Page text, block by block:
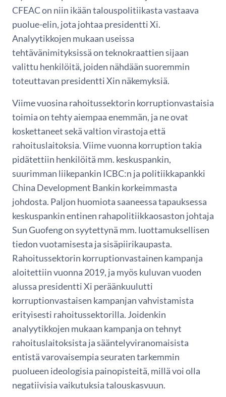
CFEAC on niin ikään talouspolitiikasta vastaava
puolue-elin, jota johtaa presidentti Xi.
Analyytikkojen mukaan useissa
tehtävänimityksissä on teknokraattien sijaan
valittu henkilöitä, joiden nähdään suoremmin
toteuttavan presidentti Xin näkemyksiä.
Viime vuosina rahoitussektorin korruptionvastaisia
toimia on tehty aiempaa enemmän, ja ne ovat
koskettaneet sekä valtion virastoja että
rahoituslaitoksia. Viime vuonna korruption takia
pidätettiin henkilöitä mm. keskuspankin,
suurimman liikepankin ICBC:n ja politiikkapankki
China Development Bankin korkeimmasta
johdosta. Paljon huomiota saaneessa tapauksessa
keskuspankin entinen rahapolitiikkaosaston johtaja
Sun Guofeng on syytettynä mm. luottamuksellisen
tiedon vuotamisesta ja sisäpiirikaupasta.
Rahoitussektorin korruptionvastainen kampanja
aloitettiin vuonna 2019, ja myös kuluvan vuoden
alussa presidentti Xi peräänkuulutti
korruptionvastaisen kampanjan vahvistamista
erityisesti rahoitussektorilla. Joidenkin
analyytikkojen mukaan kampanja on tehnyt
rahoituslaitoksista ja sääntelyviranomaisista
entistä varovaisempia seuraten tarkemmin
puolueen ideologisia painopisteitä, millä voi olla
negatiivisia vaikutuksia talouskasvuun.